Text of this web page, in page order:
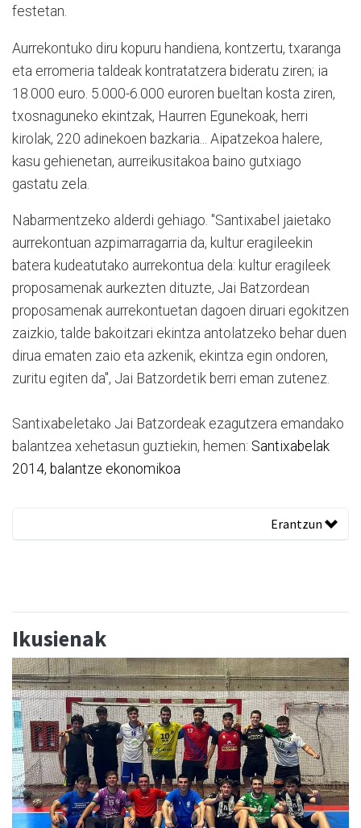
festetan.
Aurrekontuko diru kopuru handiena, kontzertu, txaranga
eta erromeria taldeak kontratatzera bideratu ziren; ia
18.000 euro. 5.000-6.000 euroren bueltan kosta ziren,
txosnaguneko ekintzak, Haurren Egunekoak, herri
kirolak, 220 adinekoen bazkaria... Aipatzekoa halere,
kasu gehienetan, aurreikusitakoa baino gutxiago
gastatu zela.
Nabarmentzeko alderdi gehiago. "Santixabel jaietako
aurrekontuan azpimarragarria da, kultur eragileekin
batera kudeatutako aurrekontua dela: kultur eragileek
proposamenak aurkezten dituzte, Jai Batzordean
proposamenak aurrekontuetan dagoen diruari egokitzen
zaizkio, talde bakoitzari ekintza antolatzeko behar duen
dirua ematen zaio eta azkenik, ekintza egin ondoren,
zuritu egiten da", Jai Batzordetik berri eman zutenez.
Santixabeletako Jai Batzordeak ezagutzera emandako
balantzea xehetasun guztiekin, hemen: Santixabelak
2014, balantze ekonomikoa
Erantzun
Ikusienak